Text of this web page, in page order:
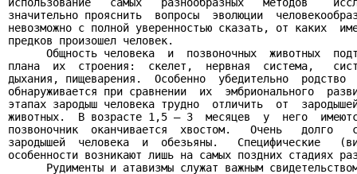
значительно прояснить  вопросы  эволюции
невозможно с полной уверенностью сказать, от каких
предков произошел человек.
Общность человека  и  позвоночных  животных
плана  их  строения:  скелет,  нервная  система,
дыхания, пищеварения.  Особенно  убедительно  родство
обнаруживается при сравнении  их  эмбрионального
этапах зародыш человека трудно  отличить  от
животных.  В возрасте 1,5 – 3  месяцев  у  него
позвоночник  оканчивается  хвостом.   Очень   долго
зародышей  человека  и  обезьяны.   Специфические
особенности возникают лишь на самых поздних стадиях
Рудименты и атавизмы служат важным